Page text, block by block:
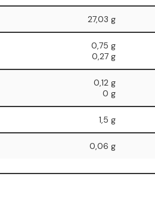
27,03 g
0,75 g
⁠0,27 g
0,12 g
⁠0 g
1,5 g
0,06 g